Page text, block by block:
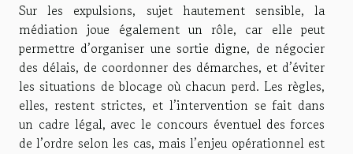
Sur les expulsions, sujet hautement sensible, la
médiation joue également un rôle, car elle peut
permettre d’organiser une sortie digne, de négocier
des délais, de coordonner des démarches, et d’éviter
les situations de blocage où chacun perd. Les règles,
elles, restent strictes, et l’intervention se fait dans
un cadre légal, avec le concours éventuel des forces
de l’ordre selon les cas, mais l’enjeu opérationnel est